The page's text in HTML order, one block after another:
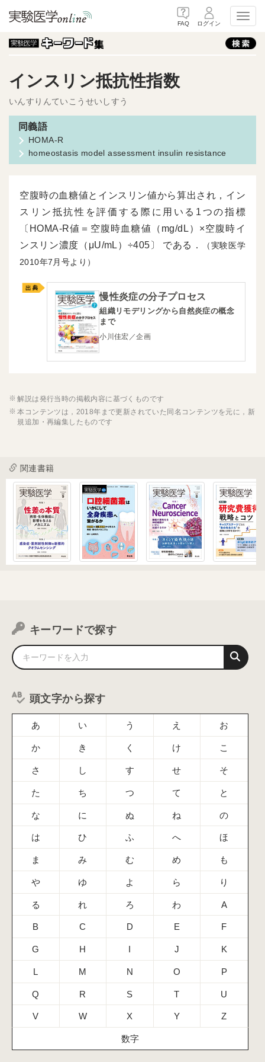
FAQ ログイン
インスリン抵抗性指数
いんすりんていこうせいしすう
HOMA-R
homeostasis model assessment insulin resistance
空腹時の血糖値とインスリン値から算出され，イン
スリン抵抗性を評価する際に用いる1つの指標
〔HOMA-R値＝空腹時血糖値（mg/dL）×空腹時イ
ンスリン濃度（μU/mL）÷405〕 である．
（実験医学
2010年7月号より）
慢性炎症の分子プロセス
組織リモデリングから自然炎症の概念
まで
小川佳宏／企画
解説は発行当時の掲載内容に基づくものです
本コンテンツは，2018年まで更新されていた同名コンテンツを元に，新
規追加・再編集したものです
関連書籍
キーワードで探す
頭文字から探す
あ い う え お
か き く け こ
さ し す せ そ
た ち つ て と
な に ぬ ね の
は ひ ふ へ ほ
ま み む め も
や ゆ よ ら り
る れ ろ わ A
B C D E F
G H I J K
L M N O P
Q R S T U
V W X Y Z
数字